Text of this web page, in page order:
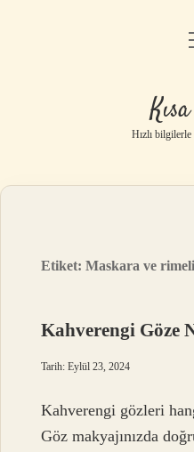
Gizlilik
Hızlı
Etiket:Maskara ve
Kahverengi Göze
Tarih: Eylül 23, 2024
Kahverengi gözleri
Göz makyajınızda